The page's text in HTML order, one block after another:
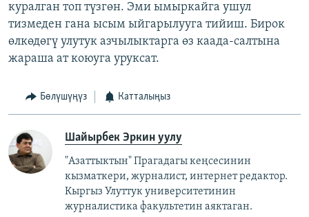
куралган топ түзгөн. Эми ымыркайга ушул
тизмеден гана ысым ыйгарылууга тийиш. Бирок
өлкөдөгү улутук азчылыктарга өз каада-салтына
жараша ат коюуга уруксат.
Бөлүшүңүз Катталыңыз
Шайырбек Эркин уулу
"Азаттыктын" Прагадагы кеңсесинин
кызматкери, журналист, интернет редактор.
Кыргыз Улуттук университетинин
журналистика факультетин аяктаган.